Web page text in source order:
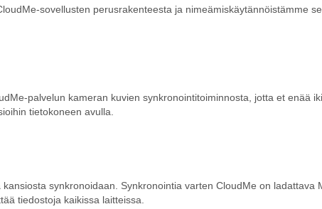
sovellusten perusrakenteesta ja nimeämiskäytännöistämme
palvelun kameran kuvien synkronointitoiminnosta, jotta et enää
tietokoneen avulla.
synkronoidaan. Synkronointia varten CloudMe on ladattava
tiedostoja kaikissa laitteissa.